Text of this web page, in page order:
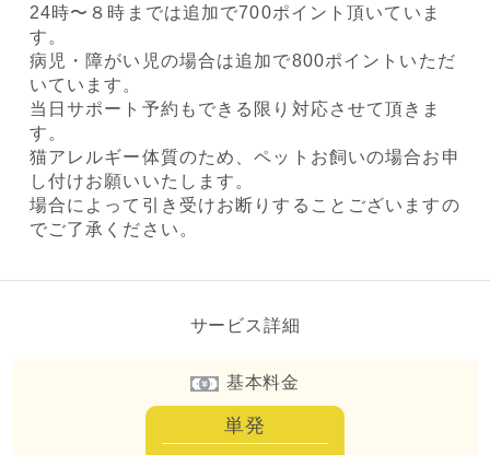
24時〜８時までは追加で700ポイント頂いていま
す。
病児・障がい児の場合は追加で800ポイントいただ
いています。
当日サポート予約もできる限り対応させて頂きま
す。
猫アレルギー体質のため、ペットお飼いの場合お申
し付けお願いいたします。
場合によって引き受けお断りすることございますの
でご了承ください。
サービス詳細
基本料金
単発